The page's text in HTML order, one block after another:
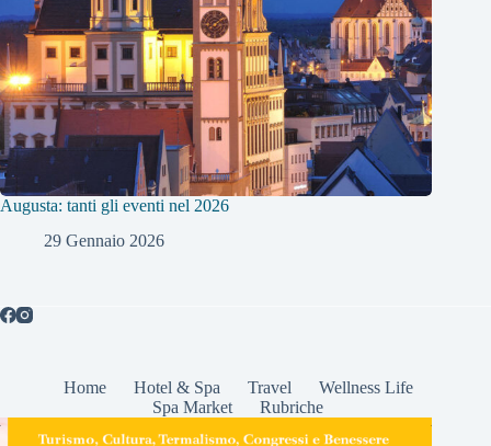
Augusta: tanti gli eventi nel 2026
29 Gennaio 2026
Home Hotel & Spa Travel
Wellness Life
Spa Market
Rubriche